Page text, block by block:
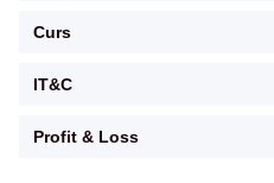
Curs
IT&C
Profit & Loss